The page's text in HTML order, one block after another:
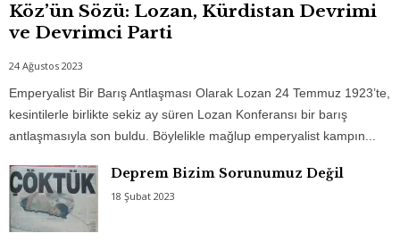
Köz’ün Sözü: Lozan, Kürdistan Devrimi
ve Devrimci Parti
24 Ağustos 2023
Emperyalist Bir Barış Antlaşması Olarak Lozan 24 Temmuz 1923’te,
kesintilerle birlikte sekiz ay süren Lozan Konferansı bir barış
antlaşmasıyla son buldu. Böylelikle mağlup emperyalist kampın...
Deprem Bizim Sorunumuz Değil
18 Şubat 2023